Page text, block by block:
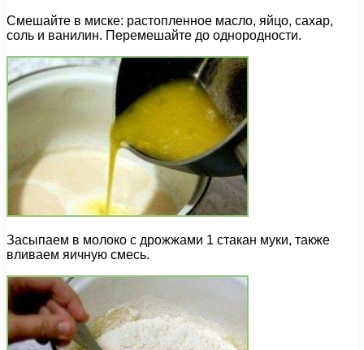
Смешайте в миске: растопленное масло, яйцо, сахар,
соль и ванилин. Перемешайте до однородности.
Засыпаем в молоко с дрожжами 1 стакан муки, также
вливаем яичную смесь.